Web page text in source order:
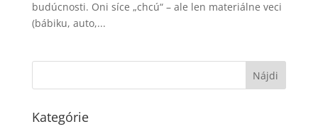
budúcnosti. Oni síce „chcú“ – ale len materiálne veci
(bábiku, auto,...
Kategórie